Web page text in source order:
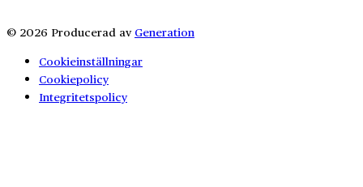
© 2026 Producerad av Generation
Cookieinställningar
Cookiepolicy
Integritetspolicy